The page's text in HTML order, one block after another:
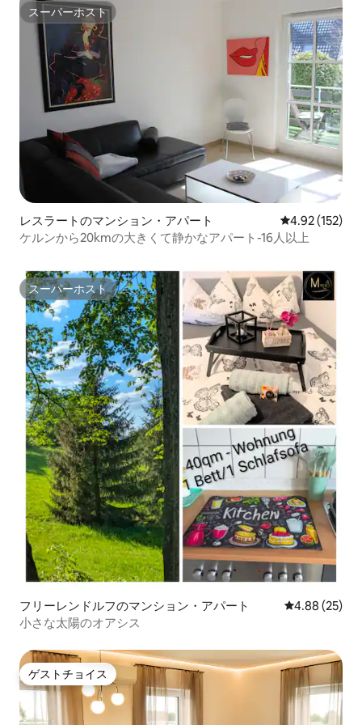
スーパーホスト
スーパーホスト
レスラートのマンション・アパート レビュー152
4.92 (152)
ケルンから20kmの大きくて静かなアパート-16人以上
スーパーホスト
スーパーホスト
フリーレンドルフのマンション・アパート レビュー25
4.88 (25)
小さな太陽のオアシス
ゲストチョイス
ゲストチョイス